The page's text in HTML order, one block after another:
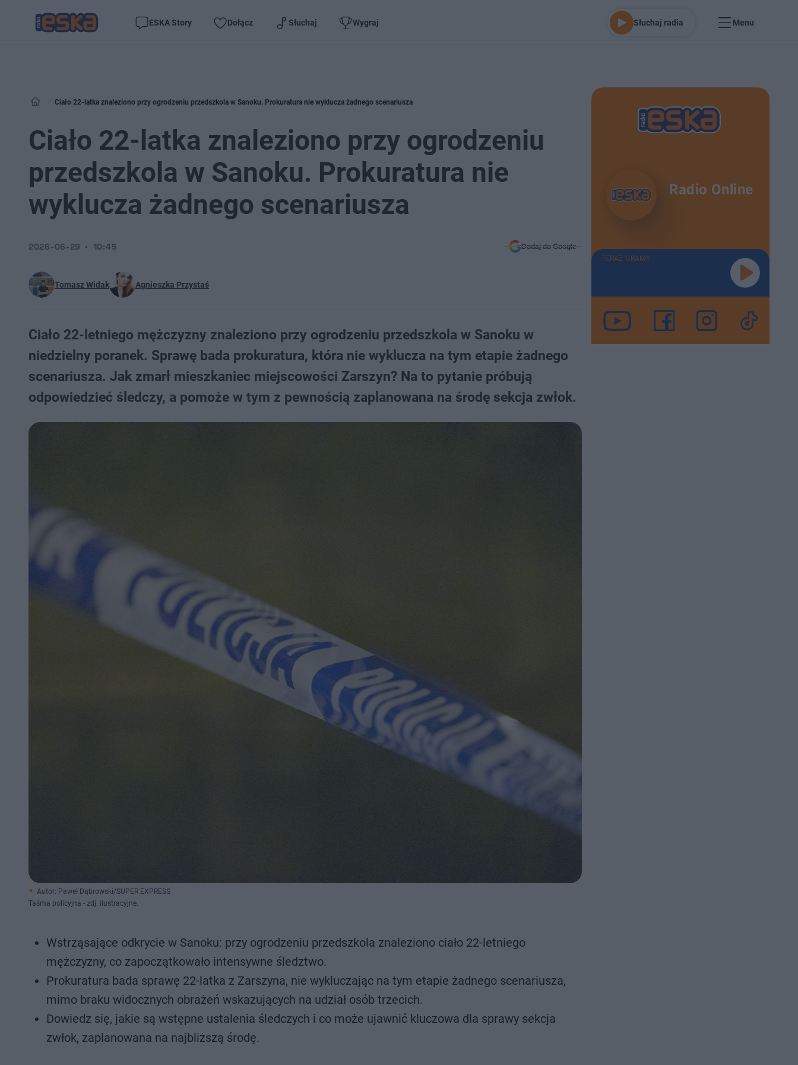
ESKA Story Dołącz Słuchaj Wygraj Słuchaj radia Menu
Ciało 22-latka znaleziono przy ogrodzeniu przedszkola w Sanoku. Prokuratura nie wyklucza żadnego scenariusza
Ciało 22-latka znaleziono przy ogrodzeniu
przedszkola w Sanoku. Prokuratura nie
wyklucza żadnego scenariusza
Tomasz Widak Agnieszka Przystaś
2026-06-29 10:45 Dodaj do Google
Ciało 22-letniego mężczyzny znaleziono przy ogrodzeniu przedszkola w Sanoku w
niedzielny poranek. Sprawę bada prokuratura, która nie wyklucza na tym etapie żadnego
scenariusza. Jak zmarł mieszkaniec miejscowości Zarszyn? Na to pytanie próbują
odpowiedzieć śledczy, a pomoże w tym z pewnością zaplanowana na środę sekcja zwłok.
Autor: Paweł Dąbrowski/SUPER EXPRESS
Taśma policyjna - zdj. ilustracyjne.
Wstrząsające odkrycie w Sanoku: przy ogrodzeniu przedszkola znaleziono ciało 22-letniego
mężczyzny, co zapoczątkowało intensywne śledztwo.
Prokuratura bada sprawę 22-latka z Zarszyna, nie wykluczając na tym etapie żadnego scenariusza,
mimo braku widocznych obrażeń wskazujących na udział osób trzecich.
Dowiedz się, jakie są wstępne ustalenia śledczych i co może ujawnić kluczowa dla sprawy sekcja
zwłok, zaplanowana na najbliższą środę.
Radio Online
TERAZ GRAMY